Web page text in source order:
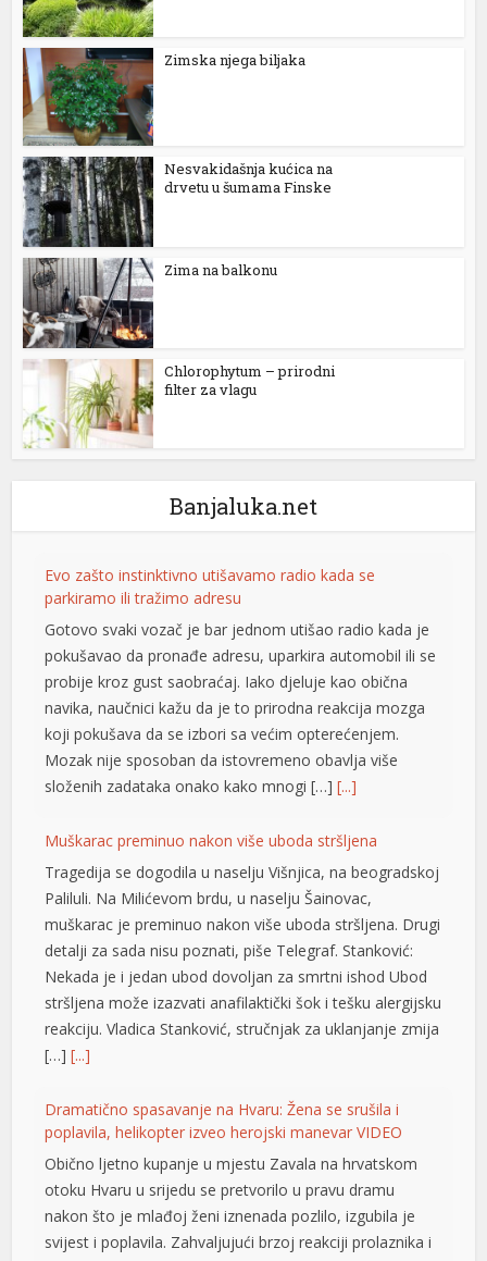
Zimska njega biljaka
Nesvakidašnja kućica na
drvetu u šumama Finske
Zima na balkonu
Chlorophytum – prirodni
filter za vlagu
Banjaluka.net
Evo zašto instinktivno utišavamo radio kada se
parkiramo ili tražimo adresu
Gotovo svaki vozač je bar jednom utišao radio kada je
pokušavao da pronađe adresu, uparkira automobil ili se
probije kroz gust saobraćaj. Iako djeluje kao obična
navika, naučnici kažu da je to prirodna reakcija mozga
koji pokušava da se izbori sa većim opterećenjem.
Mozak nije sposoban da istovremeno obavlja više
složenih zadataka onako kako mnogi […][...]
Muškarac preminuo nakon više uboda stršljena
Tragedija se dogodila u naselju Višnjica, na beogradskoj
Paliluli. Na Milićevom brdu, u naselju Šainovac,
muškarac je preminuo nakon više uboda stršljena. Drugi
detalji za sada nisu poznati, piše Telegraf. Stanković:
Nekada je i jedan ubod dovoljan za smrtni ishod Ubod
stršljena može izazvati anafilaktički šok i tešku alergijsku
reakciju. Vladica Stanković, stručnjak za uklanjanje zmija
[…][...]
Dramatično spasavanje na Hvaru: Žena se srušila i
poplavila, helikopter izveo herojski manevar VIDEO
Obično ljetno kupanje u mjestu Zavala na hrvatskom
otoku Hvaru u srijedu se pretvorilo u pravu dramu
nakon što je mlađoj ženi iznenada pozlilo, izgubila je
svijest i poplavila. Zahvaljujući brzoj reakciji prolaznika i